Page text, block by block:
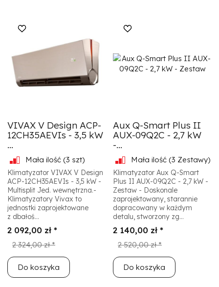
VIVAX V Design ACP-
12CH35AEVIs - 3,5 kW
...
Mała ilość (3 szt)
Klimatyzator VIVAX V Design
ACP-12CH35AEVIs - 3,5 kW -
Multisplit Jed. wewnętrzna.-
Klimatyzatory Vivax to
jednostki zaprojektowane
z dbałoś...
2 092,00 zł *
2 324,00 zł *
Do koszyka
Aux Q-Smart Plus II
AUX-09Q2C - 2,7 kW
-...
Mała ilość (3 Zestawy)
Klimatyzator Aux Q-Smart
Plus II AUX-09Q2C - 2,7 kW -
Zestaw - Doskonale
zaprojektowany, starannie
dopracowany w każdym
detalu, stworzony zg...
2 140,00 zł *
2 520,00 zł *
Do koszyka